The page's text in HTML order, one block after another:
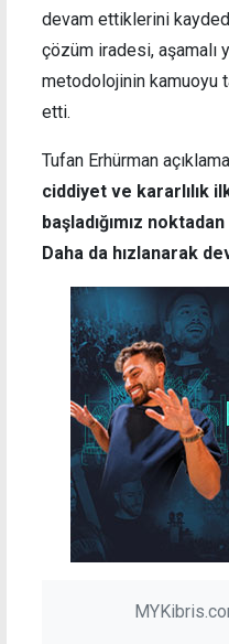
devam ettiklerini
çözüm iradesi, aşamalı
metodolojinin kamuoyu
etti.
Tufan Erhürman
ciddiyet ve kararlılık
başladığımız
Daha da hızlanarak